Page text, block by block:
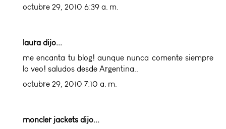
octubre 29, 2010 6:39 a. m.
laura dijo...
me encanta tu blog! aunque nunca comente siempre
lo veo! saludos desde Argentina..
octubre 29, 2010 7:10 a. m.
moncler jackets dijo...